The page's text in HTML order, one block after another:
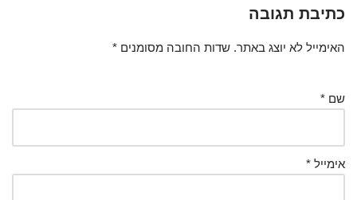
כתיבת תגובה
האימייל לא יוצג באתר. שדות החובה מסומנים *
שם *
אימייל *